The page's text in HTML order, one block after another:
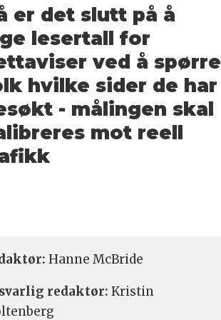
er det slutt på å
lesertall for
ved å spørre
hvilke sider de har
- målingen skal
mot reell
Hanne McBride
redaktør: Kristin